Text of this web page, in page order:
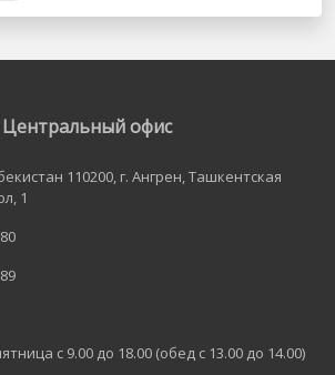
Центральный офис
110200, г. Ангрен, Ташкентская
1
с 9.00 до 18.00 (обед с 13.00 до 14.00)